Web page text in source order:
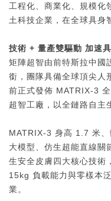
工程化、商業化、規模化
土科技企業，在全球具身
技術 + 量產雙驅動 加速
矩陣超智由前特斯拉中國
銜，團隊具備全球頂尖人
前正式發佈 MATRIX-3
超智工廠，以全鏈路自主
MATRIX-3 身高 1.7 米
大模型、仿生超能直線
生安全皮膚四大核心技術
15kg 負載能力與零樣本
業。